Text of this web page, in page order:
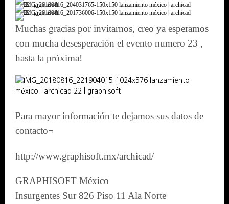
Muchas gracias por invitarnos, creo ya esperamos
con mucha desesperación el evento numero 23 ,
hasta la próxima!
Para mayor información te dejamos sus datos de
contacto¬
http://www.graphisoft.mx/archicad/
GRAPHISOFT México
Insurgentes Sur 826 Piso 11 Ala Norte